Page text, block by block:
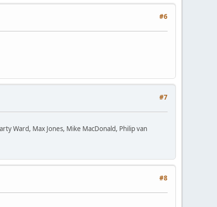
#6
#7
Ward, Max Jones, Mike MacDonald, Philip van
#8